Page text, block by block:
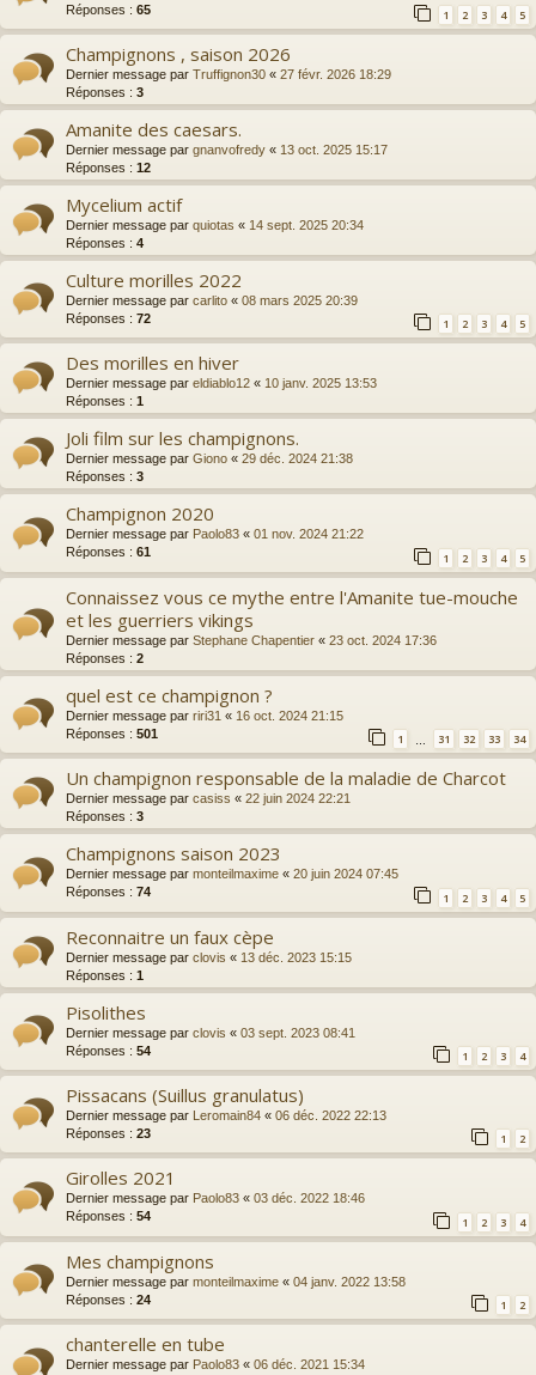
Réponses : 65 1 2 3 4 5
Champignons , saison 2026
Dernier message par Truffignon30 « 27 févr. 2026 18:29
Réponses : 3
Amanite des caesars.
Dernier message par gnanvofredy « 13 oct. 2025 15:17
Réponses : 12
Mycelium actif
Dernier message par quiotas « 14 sept. 2025 20:34
Réponses : 4
Culture morilles 2022
Dernier message par carlito « 08 mars 2025 20:39
Réponses : 72 1 2 3 4 5
Des morilles en hiver
Dernier message par eldiablo12 « 10 janv. 2025 13:53
Réponses : 1
Joli film sur les champignons.
Dernier message par Giono « 29 déc. 2024 21:38
Réponses : 3
Champignon 2020
Dernier message par Paolo83 « 01 nov. 2024 21:22
Réponses : 61 1 2 3 4 5
Connaissez vous ce mythe entre l'Amanite tue-mouche
et les guerriers vikings
Dernier message par Stephane Chapentier « 23 oct. 2024 17:36
Réponses : 2
quel est ce champignon ?
Dernier message par riri31 « 16 oct. 2024 21:15
Réponses : 501 1 … 31 32 33 34
Un champignon responsable de la maladie de Charcot
Dernier message par casiss « 22 juin 2024 22:21
Réponses : 3
Champignons saison 2023
Dernier message par monteilmaxime « 20 juin 2024 07:45
Réponses : 74 1 2 3 4 5
Reconnaitre un faux cèpe
Dernier message par clovis « 13 déc. 2023 15:15
Réponses : 1
Pisolithes
Dernier message par clovis « 03 sept. 2023 08:41
Réponses : 54 1 2 3 4
Pissacans (Suillus granulatus)
Dernier message par Leromain84 « 06 déc. 2022 22:13
Réponses : 23 1 2
Girolles 2021
Dernier message par Paolo83 « 03 déc. 2022 18:46
Réponses : 54 1 2 3 4
Mes champignons
Dernier message par monteilmaxime « 04 janv. 2022 13:58
Réponses : 24 1 2
chanterelle en tube
Dernier message par Paolo83 « 06 déc. 2021 15:34